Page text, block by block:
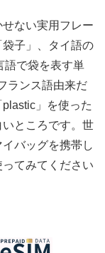
せない実用フレー
子」、タイ語の
語で袋を表す単
ランス語由来だ
」を使った
ところです。世
バッグを携帯し
てみてください